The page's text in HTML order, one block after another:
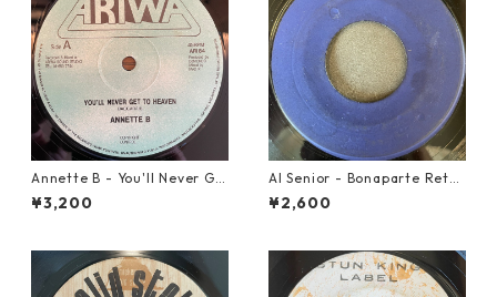
Annette B - You'll Never Ge
t To Heaven【12-50058】
¥3,200
Al Senior - Bonaparte Retre
at【7-21861】
¥2,600